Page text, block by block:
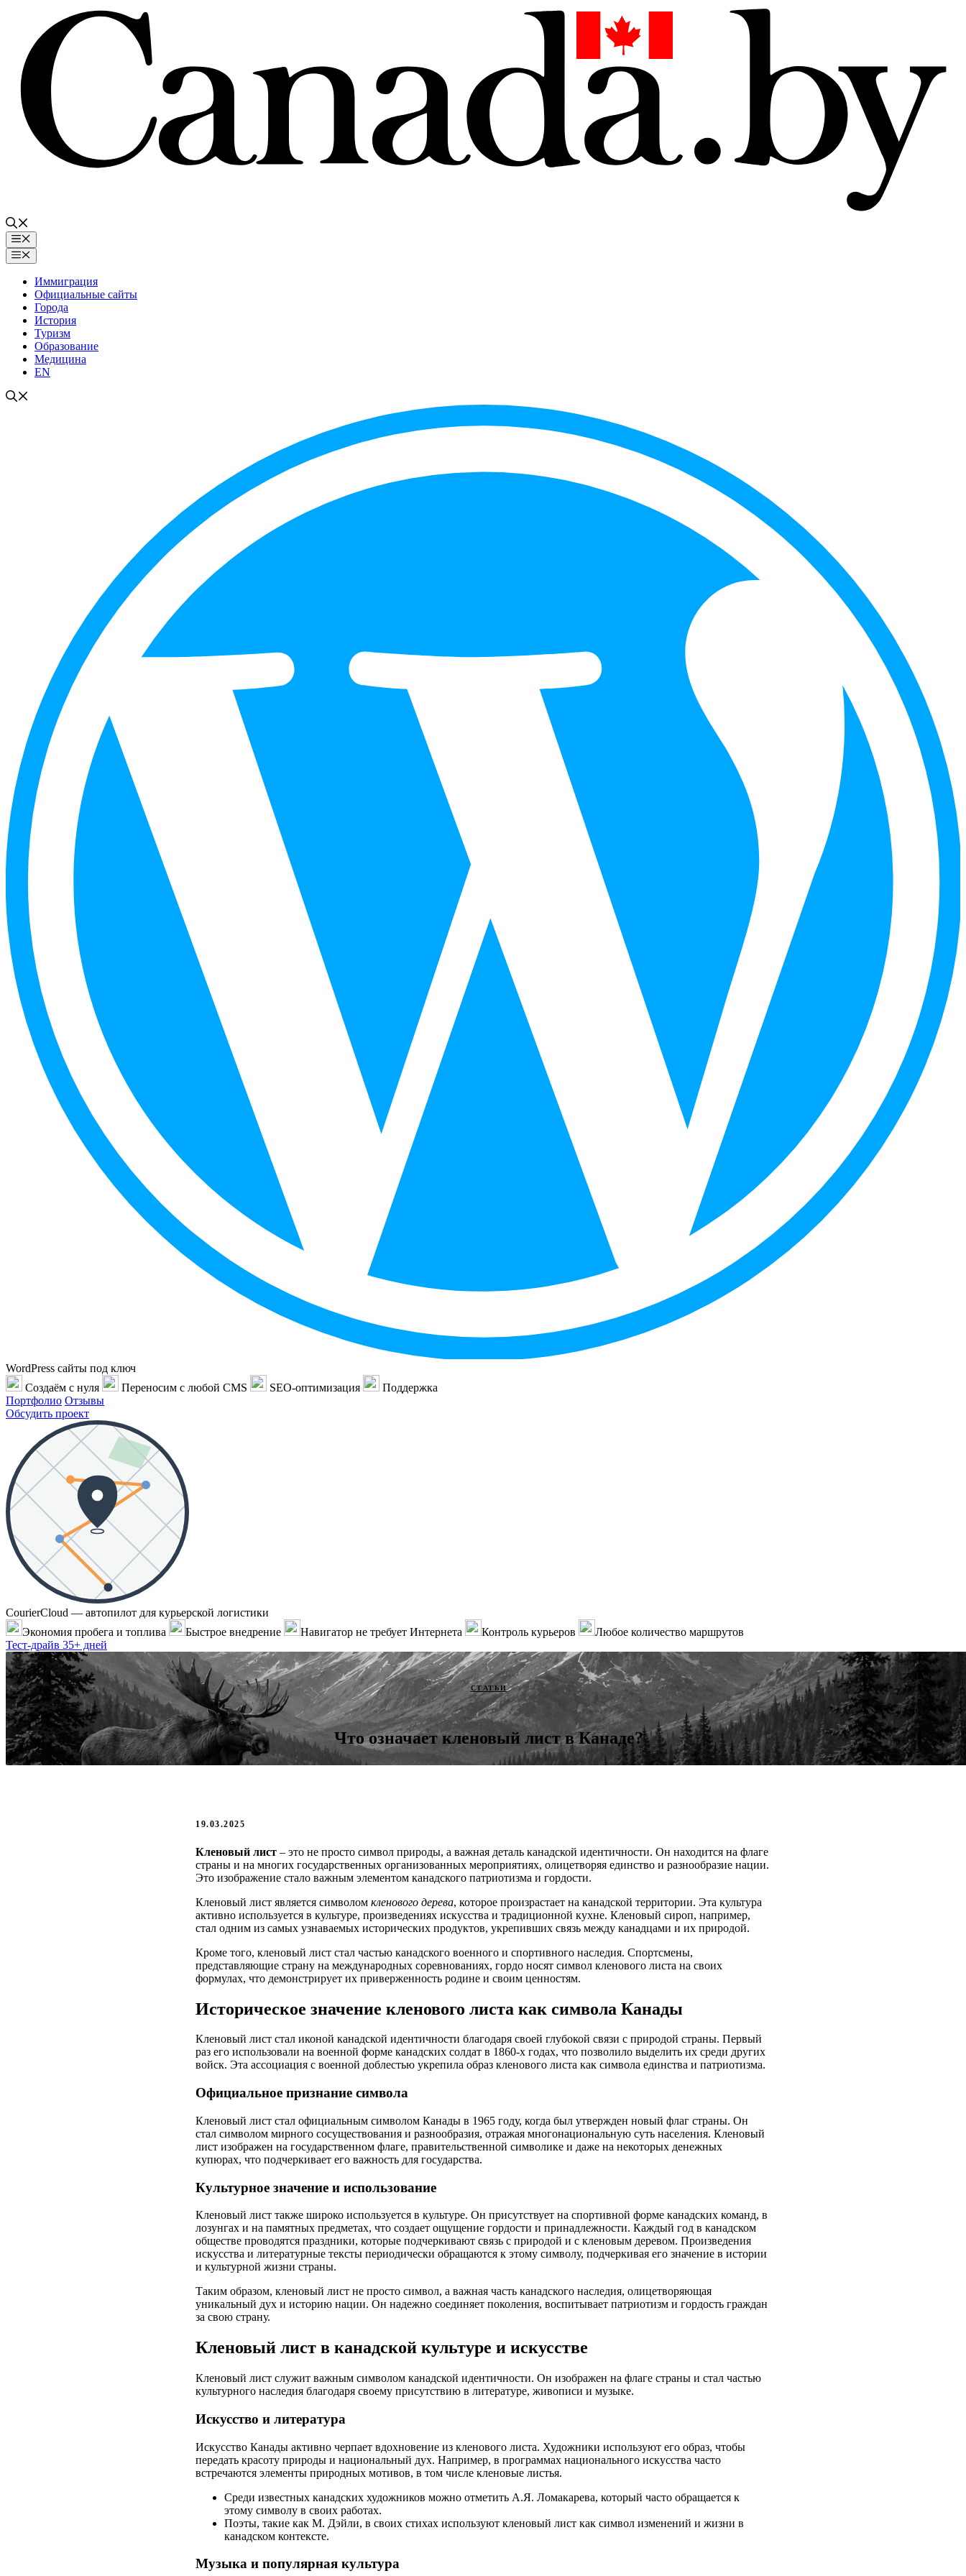
содержимому
Меню
Меню
Иммиграция
Официальные сайты
Города
История
Туризм
Образование
Медицина
EN
WordPress сайты под ключ
Создаём с нуля
Переносим с любой CMS SEO-оптимизация
Поддержка
Портфолио Отзывы
Обсудить проект
CourierCloud — автопилот для курьерской логистики
Экономия пробега и топлива
Быстрое внедрение Навигатор не требует Интернета Контроль курьеров
Любое количество маршрутов
Тест-драйв 35+ дней
СТАТЬИ
Что означает кленовый лист в Канаде?
19.03.2025
Кленовый лист – это не просто символ природы, а важная деталь канадской идентичности. Он находится на флаге
страны и на многих государственных организованных мероприятиях, олицетворяя единство и разнообразие нации.
Это изображение стало важным элементом канадского патриотизма и гордости.
Кленовый лист является символом кленового дерева, которое произрастает на канадской территории. Эта культура
активно используется в культуре, произведениях искусства и традиционной кухне. Кленовый сироп, например,
стал одним из самых узнаваемых исторических продуктов, укрепивших связь между канадцами и их природой.
Кроме того, кленовый лист стал частью канадского военного и спортивного наследия. Спортсмены,
представляющие страну на международных соревнованиях, гордо носят символ кленового листа на своих
формулах, что демонстрирует их приверженность родине и своим ценностям.
Историческое значение кленового листа как символа Канады
Кленовый лист стал иконой канадской идентичности благодаря своей глубокой связи с природой страны. Первый
раз его использовали на военной форме канадских солдат в 1860-х годах, что позволило выделить их среди других
войск. Эта ассоциация с военной доблестью укрепила образ кленового листа как символа единства и патриотизма.
Официальное признание символа
Кленовый лист стал официальным символом Канады в 1965 году, когда был утвержден новый флаг страны. Он
стал символом мирного сосуществования и разнообразия, отражая многонациональную суть населения. Кленовый
лист изображен на государственном флаге, правительственной символике и даже на некоторых денежных
купюрах, что подчеркивает его важность для государства.
Культурное значение и использование
Кленовый лист также широко используется в культуре. Он присутствует на спортивной форме канадских команд, в
лозунгах и на памятных предметах, что создает ощущение гордости и принадлежности. Каждый год в канадском
обществе проводятся праздники, которые подчеркивают связь с природой и с кленовым деревом. Произведения
искусства и литературные тексты периодически обращаются к этому символу, подчеркивая его значение в истории
и культурной жизни страны.
Таким образом, кленовый лист не просто символ, а важная часть канадского наследия, олицетворяющая
уникальный дух и историю нации. Он надежно соединяет поколения, воспитывает патриотизм и гордость граждан
за свою страну.
Кленовый лист в канадской культуре и искусстве
Кленовый лист служит важным символом канадской идентичности. Он изображен на флаге страны и стал частью
культурного наследия благодаря своему присутствию в литературе, живописи и музыке.
Искусство и литература
Искусство Канады активно черпает вдохновение из кленового листа. Художники используют его образ, чтобы
передать красоту природы и национальный дух. Например, в программах национального искусства часто
встречаются элементы природных мотивов, в том числе кленовые листья.
Среди известных канадских художников можно отметить А.Я. Ломакарева, который часто обращается к
этому символу в своих работах.
Поэты, такие как М. Дэйли, в своих стихах используют кленовый лист как символ изменений и жизни в
канадском контексте.
Музыка и популярная культура